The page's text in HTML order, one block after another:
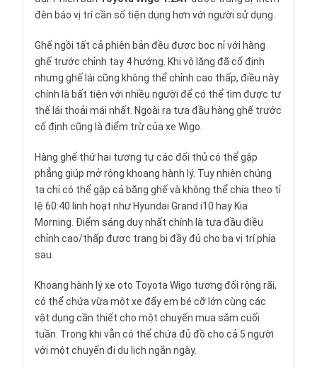
đèn báo vị trí cần số tiện dụng hơn với người sử dụng.
Ghế ngồi tất cả phiên bản đều được bọc nỉ với hàng
ghế trước chỉnh tay 4 hướng. Khi vô lăng đã cố định
nhưng ghế lái cũng không thể chỉnh cao thấp, điều này
chính là bất tiện với nhiều người để có thể tìm được tư
thế lái thoải mái nhất. Ngoài ra tựa đầu hàng ghế trước
cố định cũng là điểm trừ của xe Wigo.
Hàng ghế thứ hai tương tự các đối thủ có thể gập
phẳng giúp mở rộng khoang hành lý. Tuy nhiên chúng
ta chỉ có thể gập cả băng ghế và không thể chia theo tỉ
lệ 60:40 linh hoạt như Hyundai Grand i10 hay Kia
Morning. Điểm sáng duy nhất chính là tựa đầu điều
chỉnh cao/thấp được trang bị đầy đủ cho ba vị trí phía
sau.
Khoang hành lý xe oto Toyota Wigo tương đối rộng rãi,
có thể chứa vừa một xe đẩy em bé cỡ lớn cùng các
vật dụng cần thiết cho một chuyến mua sắm cuối
tuần. Trong khi vẫn có thể chứa đủ đồ cho cả 5 người
với một chuyến đi du lịch ngắn ngày.